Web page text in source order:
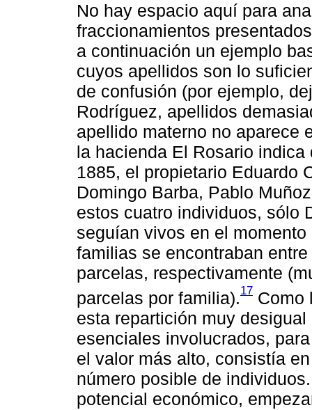
No hay espacio aquí para
fraccionamientos
a continuación un ejemplo
cuyos apellidos son lo
de confusión (por ejemplo,
Rodríguez, apellidos
apellido materno no aparece
la hacienda El Rosario
1885, el propietario Eduardo
Domingo Barba, Pablo
estos cuatro individuos, sólo
seguían vivos en el
familias se encontraban
parcelas, respectivamente
parcelas por familia).17 Como
esta repartición muy
esenciales involucrados,
el valor más alto, consistía
número posible de
potencial económico,